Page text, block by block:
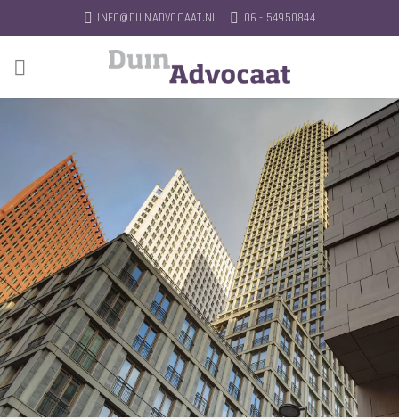
naar
inhoud
INFO@DUINADVOCAAT.NL 06 - 54950844